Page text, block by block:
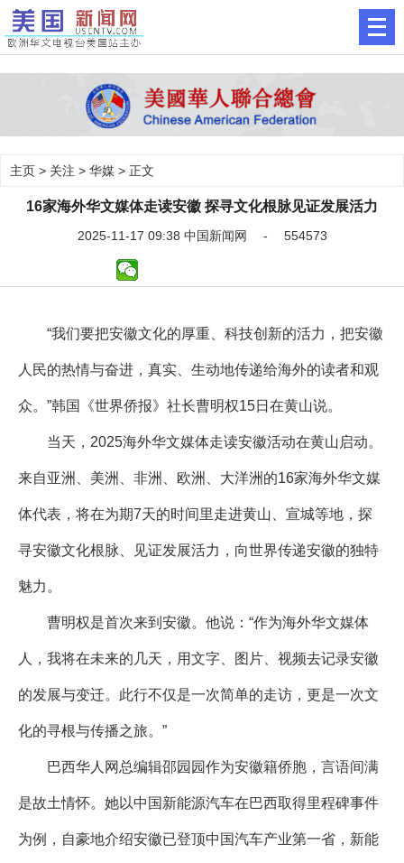
主页 > 关注 > 华媒 > 正文
16家海外华文媒体走读安徽 探寻文化根脉见证发展活力
2025-11-17 09:38 中国新闻网 - 554573
“我们要把安徽文化的厚重、科技创新的活力，把安徽
人民的热情与奋进，真实、生动地传递给海外的读者和观
众。”韩国《世界侨报》社长曹明权15日在黄山说。
当天，2025海外华文媒体走读安徽活动在黄山启动。
来自亚洲、美洲、非洲、欧洲、大洋洲的16家海外华文媒
体代表，将在为期7天的时间里走进黄山、宣城等地，探
寻安徽文化根脉、见证发展活力，向世界传递安徽的独特
魅力。
曹明权是首次来到安徽。他说：“作为海外华文媒体
人，我将在未来的几天，用文字、图片、视频去记录安徽
的发展与变迁。此行不仅是一次简单的走访，更是一次文
化的寻根与传播之旅。”
巴西华人网总编辑邵园园作为安徽籍侨胞，言语间满
是故土情怀。她以中国新能源汽车在巴西取得里程碑事件
为例，自豪地介绍安徽已登顶中国汽车产业第一省，新能